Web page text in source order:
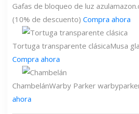
Gafas de bloqueo de luz azul
(10% de descuento) Compra ahora
Tortuga transparente clásicaMusa
Compra ahora
ChambelánWarby Parker
ahora